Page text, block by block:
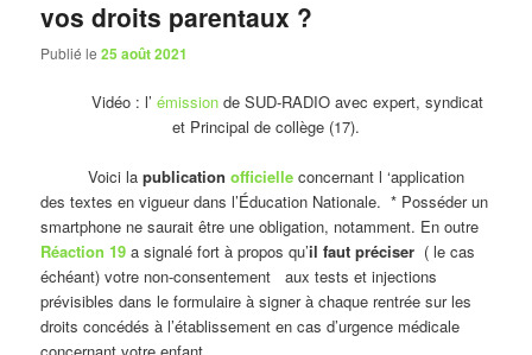
vos droits parentaux ?
Publié le25 août 2021
Vidéo : l’ émission de SUD-RADIO avec expert, syndicat
et Principal de collège (17).
Voici lapublicationofficielleconcernant l ‘application
des textes en vigueur dans l’Éducation Nationale. * Posséder un
smartphone ne saurait être une obligation, notamment. En outre
Réaction 19 a signalé fort à propos qu’il faut préciser ( le cas
échéant) votre non-consentement aux tests et injections
prévisibles dans le formulaire à signer à chaque rentrée sur les
droits concédés à l’établissement en cas d’urgence médicale